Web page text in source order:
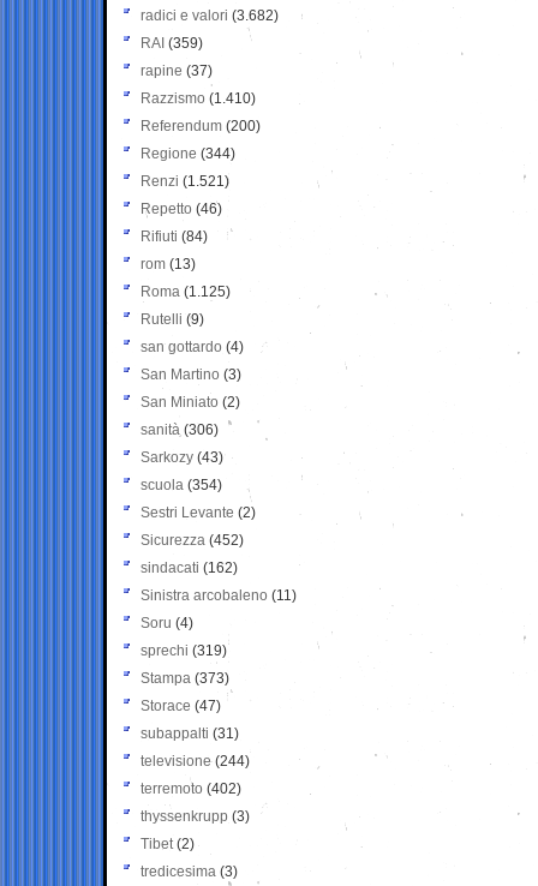
radici e valori (3.682)
RAI (359)
rapine (37)
Razzismo (1.410)
Referendum (200)
Regione (344)
Renzi (1.521)
Repetto (46)
Rifiuti (84)
rom (13)
Roma (1.125)
Rutelli (9)
san gottardo (4)
San Martino (3)
San Miniato (2)
sanità (306)
Sarkozy (43)
scuola (354)
Sestri Levante (2)
Sicurezza (452)
sindacati (162)
Sinistra arcobaleno (11)
Soru (4)
sprechi (319)
Stampa (373)
Storace (47)
subappalti (31)
televisione(244)
terremoto (402)
thyssenkrupp (3)
Tibet(2)
tredicesima (3)